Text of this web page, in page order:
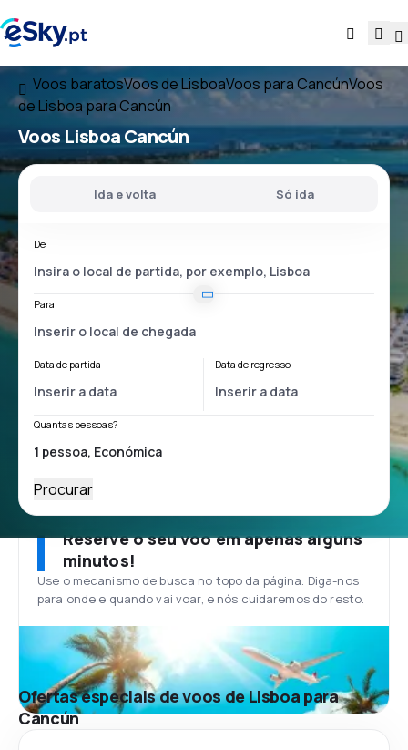
Voos baratosVoos de LisboaVoos para CancúnVoos
de Lisboa para Cancún
Voos Lisboa Cancún
Ida e volta Só ida
De
Para
Data de partida Data de regresso
Quantas pessoas?
Procurar
Reserve o seu voo em apenas alguns
minutos!
Use o mecanismo de busca no topo da página. Diga-nos
para onde e quando vai voar, e nós cuidaremos do resto.
Ofertas especiais de voos de Lisboa para
Cancún